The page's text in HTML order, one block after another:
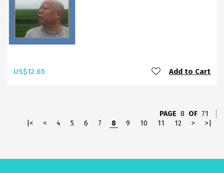
US$12.65 Add to Cart
PAGE 8 OF 71
|<
< 4 5 6 7 8 9 10 11 12 > >|